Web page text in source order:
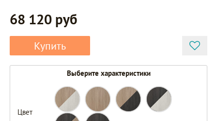
68 120 руб
Купить
Выберите характеристики
Цвет